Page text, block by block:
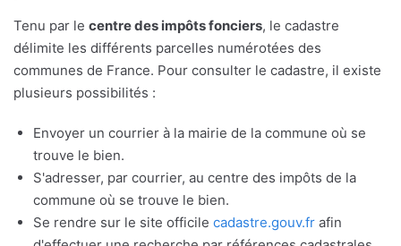
Tenu par le centre des impôts fonciers, le cadastre
délimite les différents parcelles numérotées des
communes de France. Pour consulter le cadastre, il existe
plusieurs possibilités :
Envoyer un courrier à la mairie de la commune où se
trouve le bien.
S'adresser, par courrier, au centre des impôts de la
commune où se trouve le bien.
Se rendre sur le site officile cadastre.gouv.fr afin